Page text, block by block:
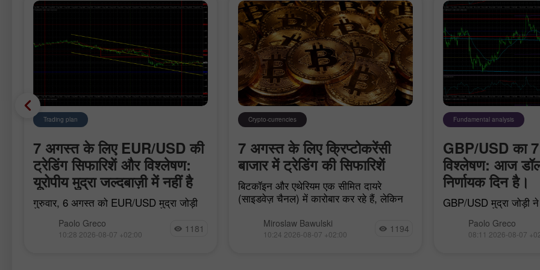
Trading plan
7 अगस्त के लिए EUR/USD की
ट्रेडिंग सिफारिशें और विश्लेषण:
यूरोपीय मुद्रा जल्दबाज़ी में नहीं है
गुरुवार, 6 अगस्त को EUR/USD मुद्रा जोड़ी
रही और पीछे हट गई। 1.1536–1.1542 क्षेत्र
और क्रिटिकल लाइन के नीचे समेकन
Paolo Greco
10:28 2026-08-07 +02:00 1181
Crypto-currencies
7 अगस्त के लिए क्रिप्टोकरेंसी
बाजार में ट्रेडिंग की सिफारिशें
बिटकॉइन और एथेरियम एक सीमित दायरे
(साइडवेज़ चैनल) में कारोबार कर रहे हैं, लेकिन
बाजार में डर अभी भी बना हुआ है।
Miroslaw Bawulski
10:24 2026-08-07 +02:00 1194
Fundamental analysis
GBP/USD का
विश्लेषण: आज
निर्णायक दिन है।
GBP/USD मुद्रा जोड़ी
महत्वपूर्ण
की पूरी कमी को देखते
Paolo Greco
08:11 2026-08-07
एक डेमो खाता खोलें एक असली खाता खोलें